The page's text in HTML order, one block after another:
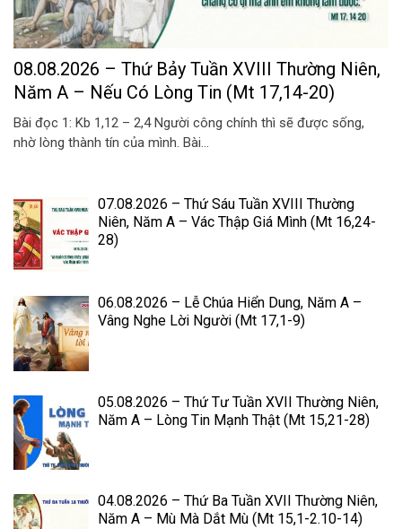
08.08.2026 – Thứ Bảy Tuần XVIII Thường Niên,
Năm A – Nếu Có Lòng Tin (Mt 17,14-20)
Bài đọc 1: Kb 1,12 – 2,4 Người công chính thì sẽ được sống,
nhờ lòng thành tín của mình. Bài...
07.08.2026 – Thứ Sáu Tuần XVIII Thường
Niên, Năm A – Vác Thập Giá Mình (Mt 16,24-
28)
06.08.2026 – Lễ Chúa Hiển Dung, Năm A –
Vâng Nghe Lời Người (Mt 17,1-9)
05.08.2026 – Thứ Tư Tuần XVII Thường Niên,
Năm A – Lòng Tin Mạnh Thật (Mt 15,21-28)
04.08.2026 – Thứ Ba Tuần XVII Thường Niên,
Năm A – Mù Mà Dắt Mù (Mt 15,1-2.10-14)